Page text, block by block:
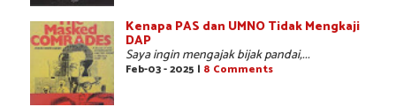
Kenapa PAS dan UMNO Tidak Mengkaji
DAP
Saya ingin mengajak bijak pandai,...
Feb-03 - 2025 | 8 Comments